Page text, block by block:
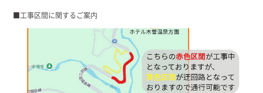
■工事区間に関するご案内